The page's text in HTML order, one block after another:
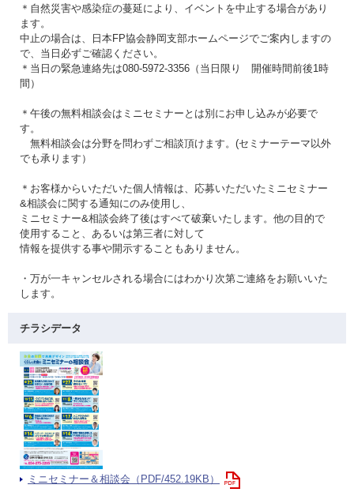
＊自然災害や感染症の蔓延により、イベントを中止する場合があり
ます。
中止の場合は、日本FP協会静岡支部ホームページでご案内しますの
で、当日必ずご確認ください。
＊当日の緊急連絡先は080-5972-3356（当日限り 開催時間前後1時
間）
＊午後の無料相談会はミニセミナーとは別にお申し込みが必要で
す。
無料相談会は分野を問わずご相談頂けます。(セミナーテーマ以外
でも承ります）
＊お客様からいただいた個人情報は、応募いただいたミニセミナー
&相談会に関する通知にのみ使用し、
ミニセミナー&相談会終了後はすべて破棄いたします。他の目的で
使用すること、あるいは第三者に対して
情報を提供する事や開示することもありません。
・万が一キャンセルされる場合にはわかり次第ご連絡をお願いいた
します。
チラシデータ
ミニセミナー＆相談会（PDF/452.19KB）